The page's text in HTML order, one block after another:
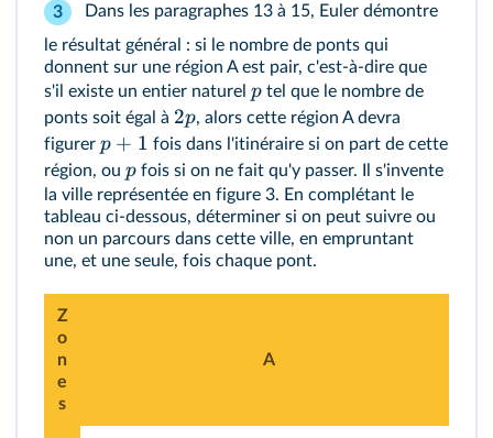
3
Dans les paragraphes 13 à 15, Euler démontre
le résultat général : si le nombre de ponts qui
donnent sur une région A est pair, c'est‑à‑dire que
s'il existe un entier naturel p tel que le nombre de
ponts soit égal à 2p, alors cette région A devra
figurer p + 1 fois dans l'itinéraire si on part de cette
région, ou p fois si on ne fait qu'y passer. Il s'invente
la ville représentée en figure 3. En complétant le
tableau ci‑dessous, déterminer si on peut suivre ou
non un parcours dans cette ville, en empruntant
une, et une seule, fois chaque pont.
Z
o
n
e
s
A